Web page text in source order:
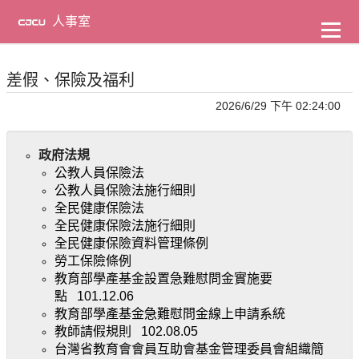
主
容
人事室
差假、保險及福利
2026/6/29 下午 02:24:00
政府法規
公教人員保險法
公教人員保險法施行細則
全民健康保險法
全民健康保險法施行細則
全民健康保險資料管理條例
勞工保險條例
教育部學產基金設置急難慰問金實施要
點 101.12.06
教育部學產基金急難慰問金線上申請系統
教師請假規則
102.08.05
台灣省教育會會員互助會基金管理委員會組織簡